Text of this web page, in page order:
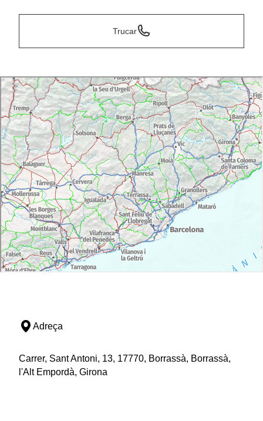
Trucar
Adreça
Carrer, Sant Antoni, 13, 17770, Borrassà, Borrassà,
l'Alt Empordà, Girona